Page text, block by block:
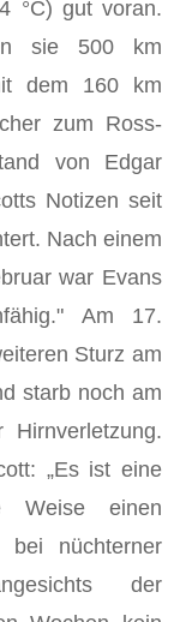
°C) gut voran.
sie 500 km
dem 160 km
zum Ross-
von Edgar
Notizen seit
Nach einem
war Evans
Am 17.
Sturz am
starb noch am
„Es ist eine
Weise einen
bei nüchterner
der